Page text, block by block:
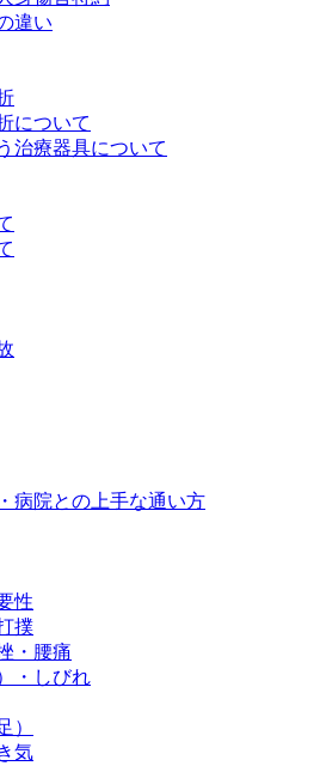
違い
について
治療器具について
病院との上手な通い方
性
撲
・腰痛
・しびれ
）
気